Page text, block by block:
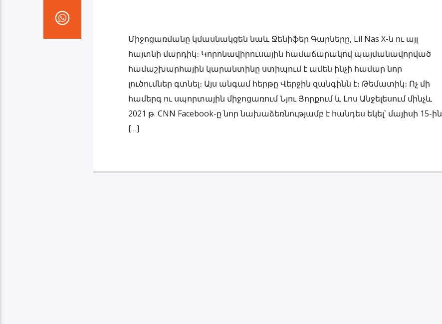
Միջոցառմանը կմասնակցեն նաև Ջենիֆեր Գարները, Lil Nas X-ն ու այլ
հայտնի մարդիկ։ Կորոնավիրուսային համաճարակով պայմանավորված
համաշխարհային կարանտինը ստիպում է ամեն ինչի համար նոր
լուծումներ գտնել։ Այս անգամ հերթը Վերջին զանգինն է։ Թեմատիկ։ Ոչ մի
համերգ ու սպորտային միջոցառում Նյու Յորքում և Լոս Անջելեսում մինչև
2021 թ. CNN Facebook-ը նոր նախաձեռնությամբ է հանդես եկել՝ մայիսի 15-ին
[…]